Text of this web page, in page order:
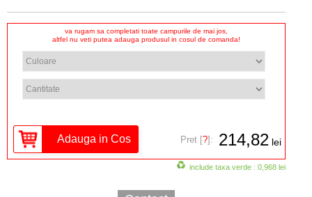
va rugam sa completati toate campurile de mai jos,
altfel nu veti putea adauga produsul in cosul de comanda!
Pret [?]: 214,82 lei
include taxa verde : 0,968 lei